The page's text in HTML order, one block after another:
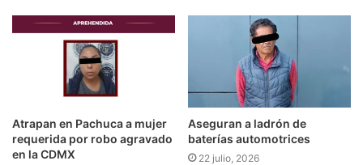
Atrapan en Pachuca a mujer
requerida por robo agravado
en la CDMX
Aseguran a ladrón de
baterías automotrices
22 julio, 2026